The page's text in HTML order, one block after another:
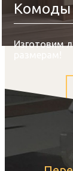
Комоды
Изготовим